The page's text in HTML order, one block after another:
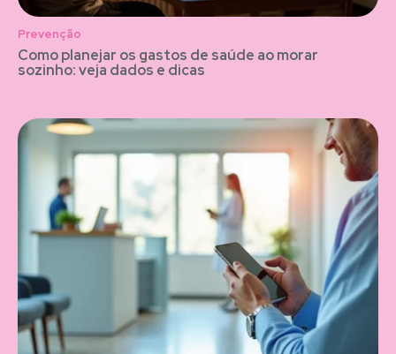
Prevenção
Como planejar os gastos de saúde ao morar
sozinho: veja dados e dicas